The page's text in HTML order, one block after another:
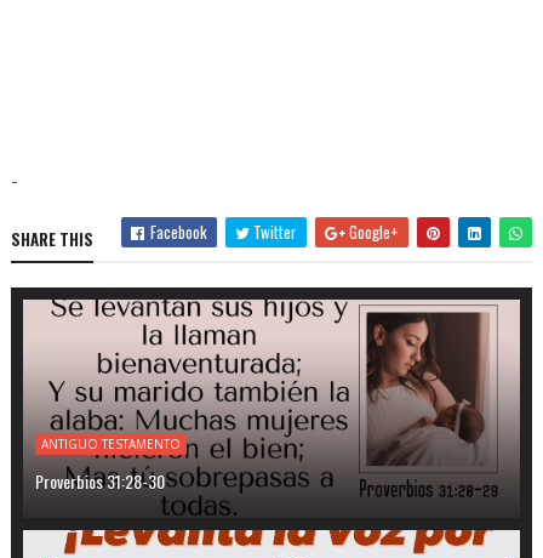
-
SHARE THIS Facebook Twitter Google+
ANTIGUO TESTAMENTO
Proverbios 31:28-30